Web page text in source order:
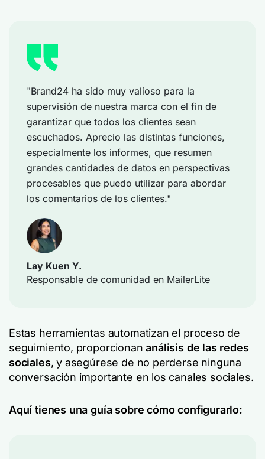
"Brand24 ha sido muy valioso para la
supervisión de nuestra marca con el fin de
garantizar que todos los clientes sean
escuchados. Aprecio las distintas funciones,
especialmente los informes, que resumen
grandes cantidades de datos en perspectivas
procesables que puedo utilizar para abordar
los comentarios de los clientes."
Lay Kuen Y.
Responsable de comunidad en MailerLite
Estas herramientas automatizan el proceso de
seguimiento, proporcionananálisis de las redes
sociales, y asegúrese de no perderse ninguna
conversación importante en los canales sociales.
Aquí tienes una guía sobre cómo configurarlo: